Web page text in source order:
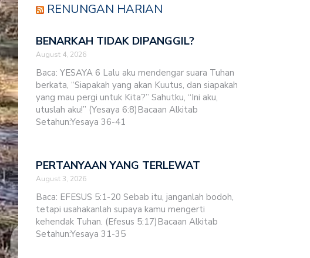
RENUNGAN HARIAN
BENARKAH TIDAK DIPANGGIL?
August 4, 2026
Baca: YESAYA 6 Lalu aku mendengar suara Tuhan
berkata, “Siapakah yang akan Kuutus, dan siapakah
yang mau pergi untuk Kita?” Sahutku, “Ini aku,
utuslah aku!” (Yesaya 6:8)Bacaan Alkitab
Setahun:Yesaya 36-41
PERTANYAAN YANG TERLEWAT
August 3, 2026
Baca: EFESUS 5:1-20 Sebab itu, janganlah bodoh,
tetapi usahakanlah supaya kamu mengerti
kehendak Tuhan. (Efesus 5:17)Bacaan Alkitab
Setahun:Yesaya 31-35